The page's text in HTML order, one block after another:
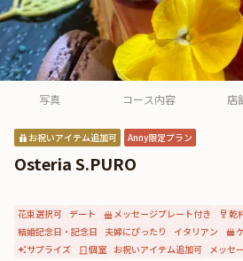
Annyお祝い体験について
Annyお祝いアイテムについて
写真 コース内容 店
お祝いアイテム追加可 Anny限定プラン
Osteria S.PURO
花束選択可 デート メッセージプレート付き 乾
結婚記念日・記念日
夫婦にぴったり イタリアン
サプライズ
個室 お祝いアイテム追加可 メッセ